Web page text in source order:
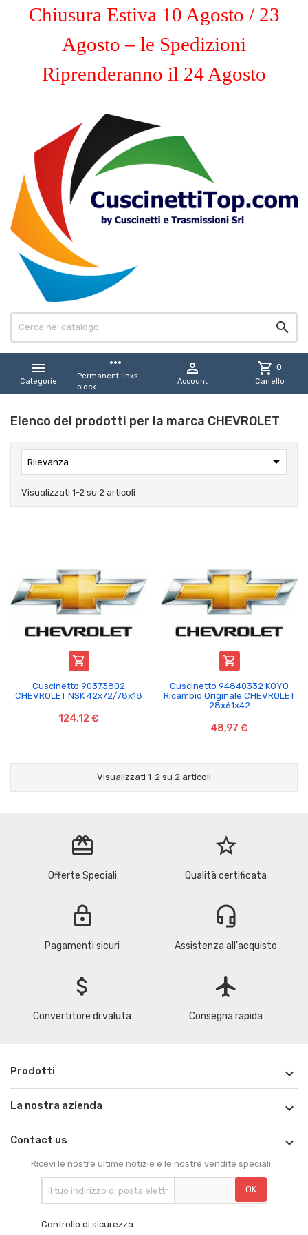
Chiusura Estiva 10 Agosto / 23
Agosto – le Spedizioni
Riprenderanno il 24 Agosto


Categorie
more_horiz
Permanent links
block

Account
shopping_cart 0
Carrello
Elenco dei prodotti per la marca CHEVROLET
Rilevanza 
Visualizzati 1-2 su 2 articoli

Cuscinetto 90373802
CHEVROLET NSK 42x72/78x18
124,12 €

Cuscinetto 94840332 KOYO
Ricambio Originale CHEVROLET
28x61x42
48,97 €
Visualizzati 1-2 su 2 articoli
redeem
Offerte Speciali
star_border
Qualità certificata
lock
Pagamenti sicuri
headset_mic
Assistenza all'acquisto
attach_money
Convertitore di valuta
flight
Consegna rapida
Prodotti 
La nostra azienda 
Contact us 
Ricevi le nostre ultime notizie e le nostre vendite speciali
Controllo di sicurezza